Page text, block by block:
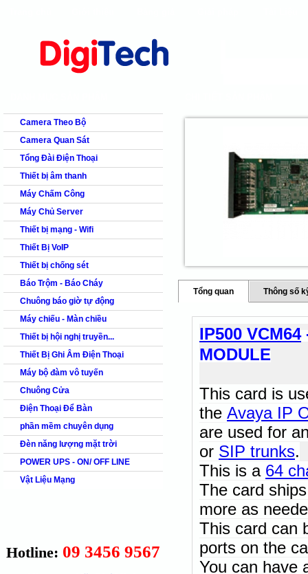
products
Camera Theo Bộ
Camera Quan Sát
Tổng Đài Điện Thoại
Thiết bị âm thanh
Máy Chấm Công
Máy Chủ Server
Thiết bị mạng - Wifi
Thiết Bị VoIP
Thiết bị chống sét
Báo Trộm - Báo Cháy
Chuông báo giờ tự động
Máy chiếu - Màn chiều
Thiết bị hội nghị truyền...
Thiết Bị Ghi Âm Điện Thoại
Máy bộ đàm vô tuyến
Chuông Cửa
Điện Thoại Để Bàn
phần mềm chuyên dụng
Đèn năng lượng mặt trời
POWER UPS - ON/ OFF LINE
Vật Liệu Mạng
Hotline: 09 3456 9567
Tổng quan Thông số
IP500 VCM64
MODULE
This card is
the Avaya IP
are used for
or SIP trunks.
This is a 64
The card
more as
This card can
ports on the
You can have